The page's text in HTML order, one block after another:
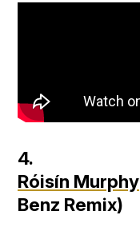
4.
Róisín Murphy
Benz Remix)